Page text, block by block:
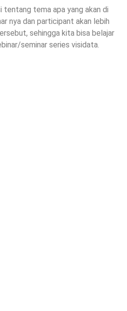
tentang tema apa yang akan di
nya dan participant akan lebih
sehingga kita bisa belajar
seminar series visidata.